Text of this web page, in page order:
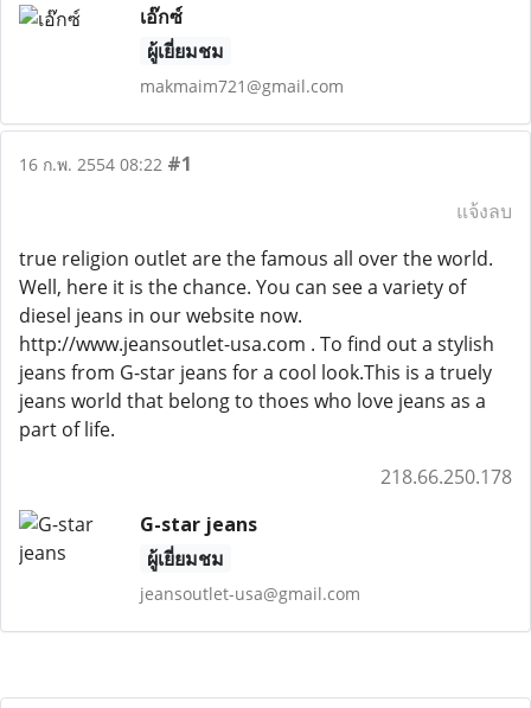
เอ๊กซ์
ผู้เยี่ยมชม
makmaim721@gmail.com
16 ก.พ. 2554 08:22 #1
แจ้งลบ
true religion outlet are the famous all over the world.
Well, here it is the chance. You can see a variety of
diesel jeans in our website now.
http://www.jeansoutlet-usa.com . To find out a stylish
jeans from G-star jeans for a cool look.This is a truely
jeans world that belong to thoes who love jeans as a
part of life.
218.66.250.178
G-star jeans
ผู้เยี่ยมชม
jeansoutlet-usa@gmail.com